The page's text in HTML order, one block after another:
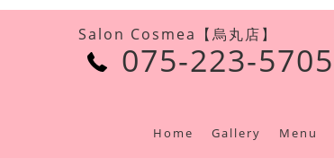
Salon Cosmea【烏丸店】
075-223-5705
Home Gallery Menu